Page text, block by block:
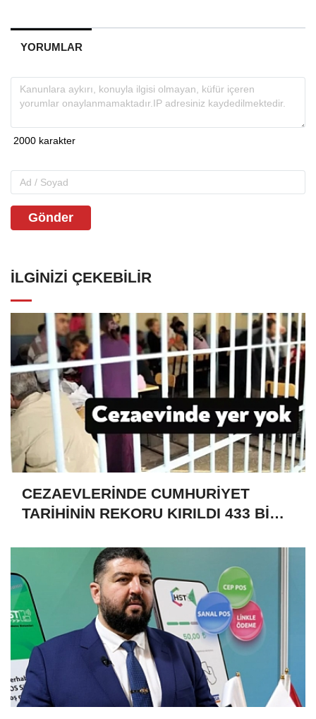
YORUMLAR
Gönder
İLGINIZI ÇEKEBILIR
CEZAEVLERİNDE CUMHURİYET
TARİHİNİN REKORU KIRILDI 433 BİN